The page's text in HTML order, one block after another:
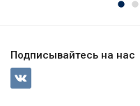
Подписывайтесь на нас